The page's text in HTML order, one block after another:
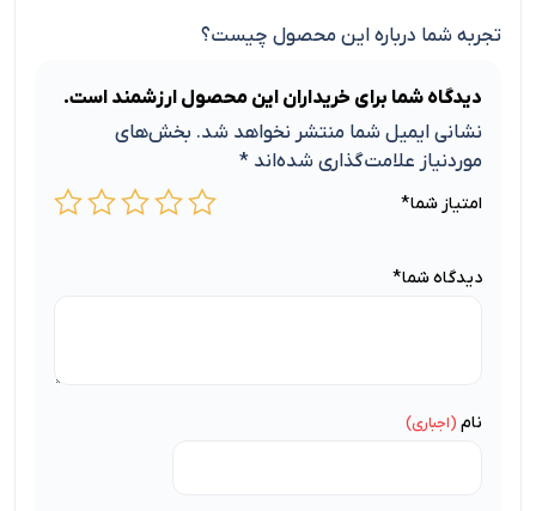
تجربه شما درباره این محصول چیست؟
دیدگاه شما برای خریداران این محصول ارزشمند است.
نشانی ایمیل شما منتشر نخواهد شد. بخش‌های
موردنیاز علامت‌گذاری شده‌اند *
امتیاز شما*
دیدگاه شما*
نام